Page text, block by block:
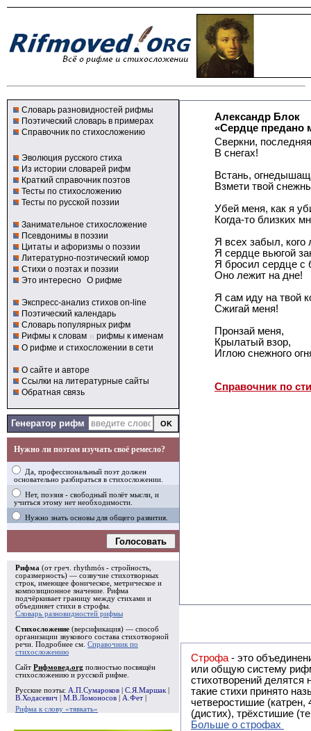
Словарь разновидностей рифмы
Поэтический словарь в примерах
Справочник по стихосложению
Эволюция русского стиха
Из истории словарей рифм
Краткий справочник поэтов
Тесты по стихосложению
Тесты по русской поэзии
Занимательное стихосложение
Псевдонимы в поэзии
Цитаты и афоризмы о поэзии
Литературно-поэтический юмор
Стихи о поэтах и поэзии
Это интересно О рифме
Экспресс-анализ стихов on-line
Поэтический календарь
Словарь популярных рифм
Рифмы к словам и рифмы к именам
О рифме и стихосложении в сети
О сайте и авторе
Ссылки на литературные сайты
Обратная связь
Генератор рифм
Нужно ли поэтам изучать своё ремесло?
Да, профессиональный поэт должен
основательно разбираться в стихосложении.
Нет, поэзия - свободный полёт мысли, и
учиться этому нет необходимости.
Нужно знать основы для общего развития.
Голосовать
Рифма (от греч. rhythmós - стройность,
соразмерность) — созвучие стихотворных
строк, имеющее фоническое, метрическое и
композиционное значение. Рифма
подчёркивает границу между стихами и
объединяет стихи в строфы
Словарь разновидностей рифмы
Стихосложение (версификация) — способ
организации звукового состава стихотворной
речи. Подробнее см. Справочник по
стихосложению
Сайт Рифмовед.org полностью посвящён
стихосложению и русской рифме.
Русские поэты: А.П.Сумароков С.Я.Маршак
В.Ходасевич
М.В.Ломоносов А.Фет
Рифма к слову «тявкать»
Александр Блок
«Сердце предано
Сверкни,
В снегах!
Встань,
Взмети твой
Убей меня, как я
Когда-то близких
Я всех забыл, кого
Я сердце вьюгой
Я бросил сердце с
Оно лежит на дне!
Я сам иду на твой
Сжигай меня!
Пронзай меня,
Крылатый взор,
Иглою снежного
Справочник по
Строфа - это объединение двух
или общую систему рифм, и регулярно или периодически
стихотворений делятся на строфы и т.о. являются строфическими.
такие стихи принято называть астрофическими. Самая популярная строфа в русской поэзии -
четверостишие
(дистих), трёхстишие
Больше о строфах